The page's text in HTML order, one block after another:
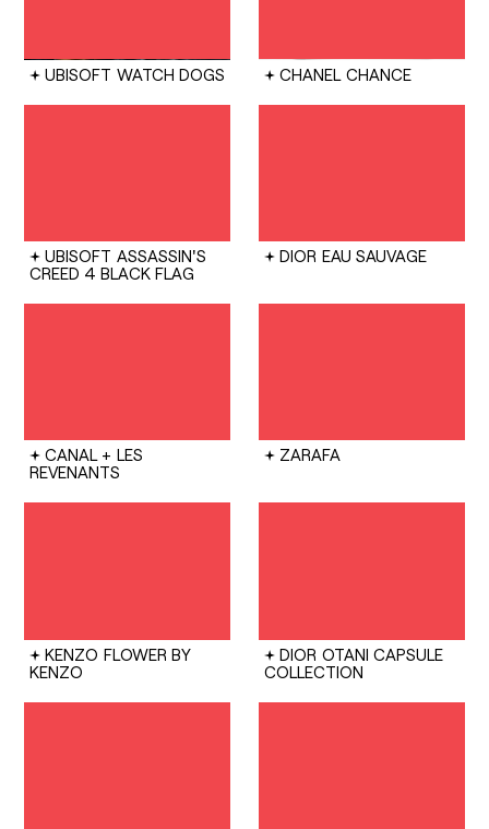
UBISOFT WATCH DOGS CHANEL CHANCE
UBISOFT ASSASSIN'S
CREED 4 BLACK FLAG
DIOR EAU SAUVAGE
CANAL + LES
REVENANTS
ZARAFA
KENZO FLOWER BY
KENZO
DIOR OTANI CAPSULE
COLLECTION